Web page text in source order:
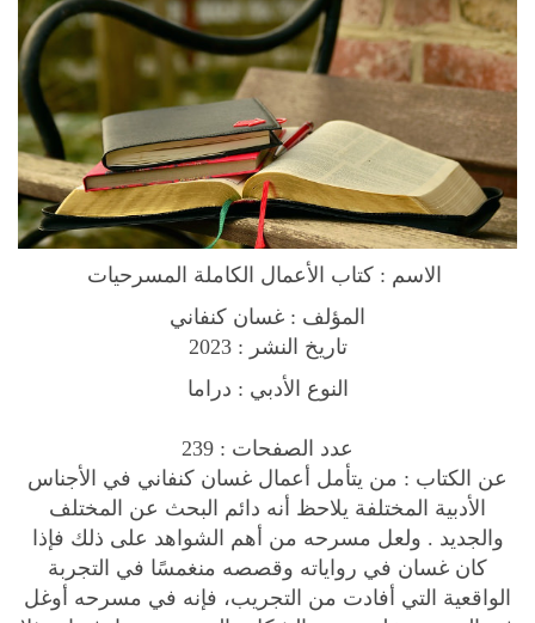
م
ل
ل
ك
ا
م
ل
ر
ح
ي
ا
ت
q
المؤلف : غسان كنفاني
تاريخ النشر : 2023
النوع الأدبي : دراما
عدد الصفحات : 239
عن الكتاب : من يتأمل أعمال غسان كنفاني في الأجناس
الأدبية المختلفة يلاحظ أنه دائم البحث عن المختلف
والجديد . ولعل مسرحه من أهم الشواهد على ذلك فإذا
كان غسان في رواياته وقصصه منغمسًا في التجربة
الواقعية التي أفادت من التجريب، فإنه في مسرحه أوغل